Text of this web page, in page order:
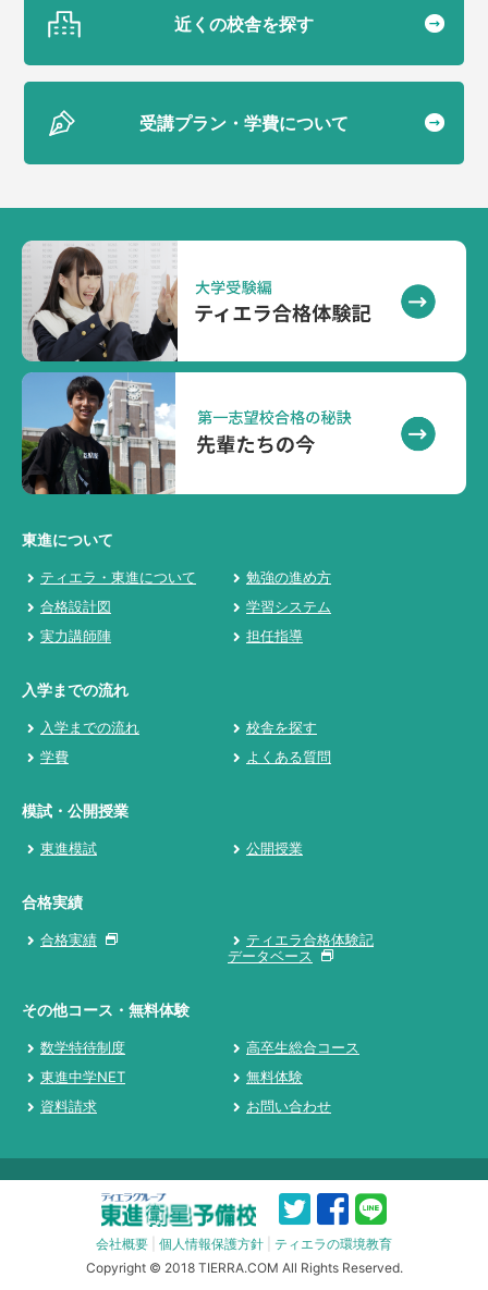
近くの校舎を探す
受講プラン・学費について
東進について
ティエラ・東進について
勉強の進め方
合格設計図
学習システム
実力講師陣
担任指導
入学までの流れ
入学までの流れ
校舎を探す
学費
よくある質問
模試・公開授業
東進模試 公開授業
合格実績
合格実績
ティエラ合格体験記
データベース
その他コース・無料体験
数学特待制度
高卒生総合コース
東進中学NET
無料体験
資料請求
お問い合わせ
会社概要 個人情報保護方針
ティエラの環境教育
Copyright © 2018 TIERRA.COM All Rights Reserved.